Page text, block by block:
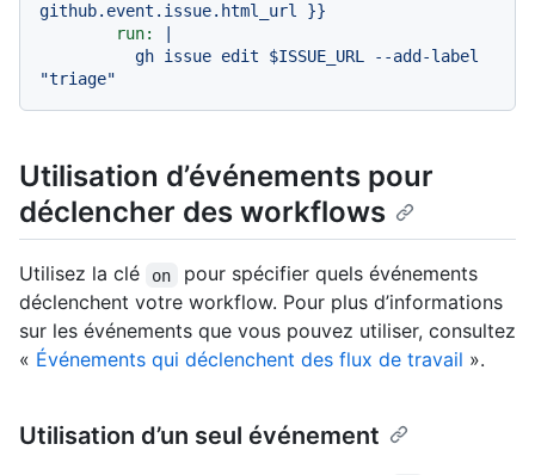
github.event.issue.html_url
}}
run:
Utilisation d’événements pour
déclencher des workflows
Utilisez la clé on
pour spécifier quels événements
déclenchent votre workflow. Pour plus d’informations
sur les événements que vous pouvez utiliser, consultez
« Événements qui déclenchent des flux de travail ».
Utilisation d’un seul événement